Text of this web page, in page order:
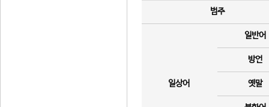
범주
일상어
일반어
방언
옛말